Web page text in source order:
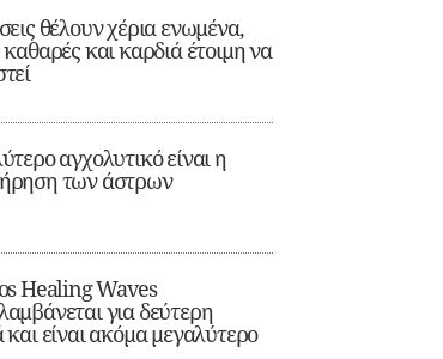
θέλουν χέρια ενωμένα,
καθαρές και καρδιά έτοιμη να
αγχολυτικό είναι η
των άστρων
Healing Waves
για δεύτερη
και είναι ακόμα μεγαλύτερο